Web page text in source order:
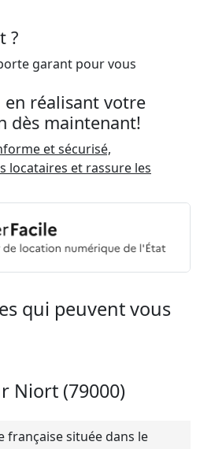
?
garant pour vous
en réalisant votre
dès maintenant!
et sécurisé,
locataires et rassure les
qui peuvent vous
Niort (79000)
française située dans le